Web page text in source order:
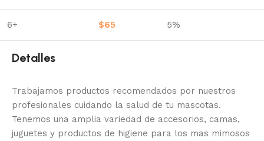
6+ $65 5%
Detalles
Trabajamos productos recomendados por nuestros
profesionales cuidando la salud de tu mascotas.
Tenemos una amplia variedad de accesorios, camas,
juguetes y productos de higiene para los mas mimosos